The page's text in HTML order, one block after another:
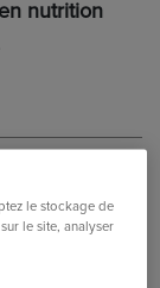
nutrition
le stockage de
le site, analyser